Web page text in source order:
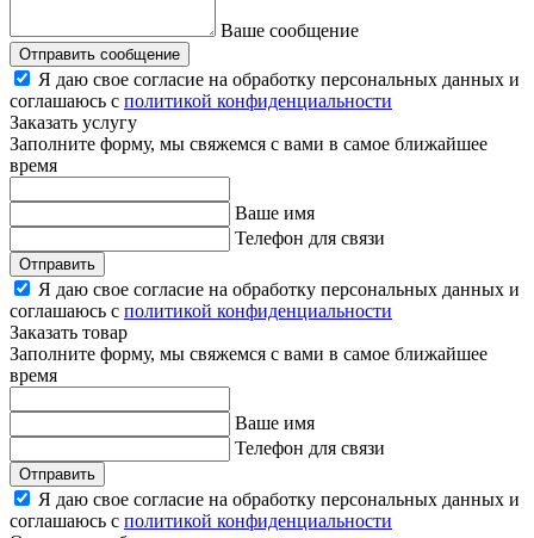
Ваше сообщение
Отправить сообщение
Я даю свое согласие на обработку персональных данных и
соглашаюсь с политикой конфиденциальности
Заказать услугу
Заполните форму, мы свяжемся с вами в самое ближайшее
время
Ваше имя
Телефон для связи
Отправить
Я даю свое согласие на обработку персональных данных и
соглашаюсь с политикой конфиденциальности
Заказать товар
Заполните форму, мы свяжемся с вами в самое ближайшее
время
Ваше имя
Телефон для связи
Отправить
Я даю свое согласие на обработку персональных данных и
соглашаюсь с политикой конфиденциальности